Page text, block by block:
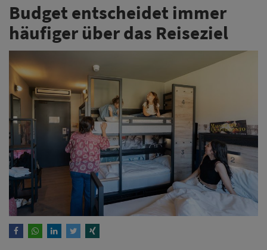
Budget entscheidet immer
häufiger über das Reiseziel